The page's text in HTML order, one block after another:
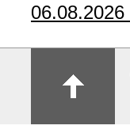
06.08.2026